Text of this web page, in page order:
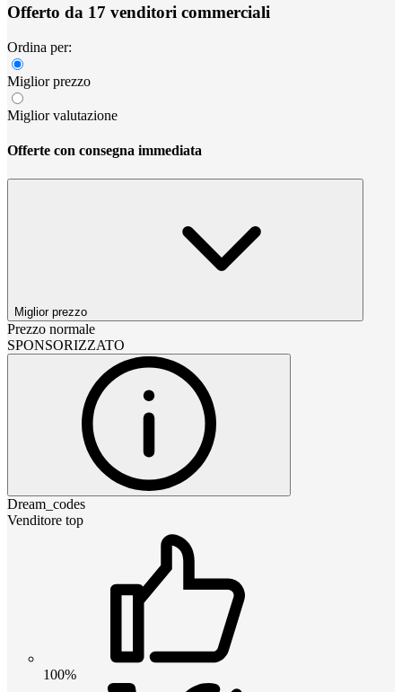
Offerto da 17 venditori commerciali
Ordina per:
Miglior prezzo
Miglior valutazione
Offerte con consegna immediata
Miglior prezzo
Prezzo normale
SPONSORIZZATO
Dream_codes
Venditore top
100%